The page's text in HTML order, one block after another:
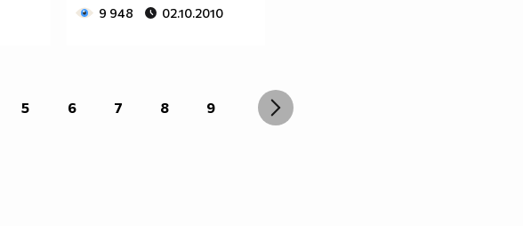
9 948 02.10.2010
5 6 7 8 9